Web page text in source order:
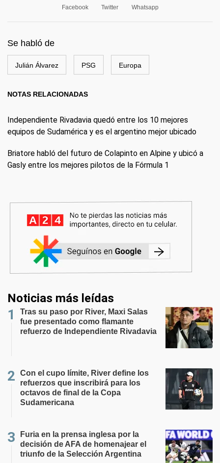
Facebook Twitter Whatsapp
Se habló de
Julián Álvarez PSG Europa
NOTAS RELACIONADAS
Independiente Rivadavia quedó entre los 10 mejores
equipos de Sudamérica y es el argentino mejor ubicado
Briatore habló del futuro de Colapinto en Alpine y ubicó a
Gasly entre los mejores pilotos de la Fórmula 1
Noticias más leídas
Tras su paso por River, Maxi Salas
fue presentado como flamante
refuerzo de Independiente Rivadavia
Con el cupo límite, River define los
refuerzos que inscribirá para los
octavos de final de la Copa
Sudamericana
Furia en la prensa inglesa por la
decisión de AFA de homenajear el
triunfo de la Selección Argentina